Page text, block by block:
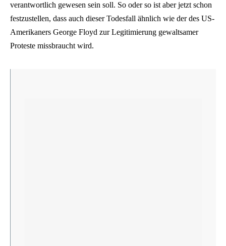
verantwortlich gewesen sein soll. So oder so ist aber jetzt schon
festzustellen, dass auch dieser Todesfall ähnlich wie der des US-
Amerikaners George Floyd zur Legitimierung gewaltsamer
Proteste missbraucht wird.